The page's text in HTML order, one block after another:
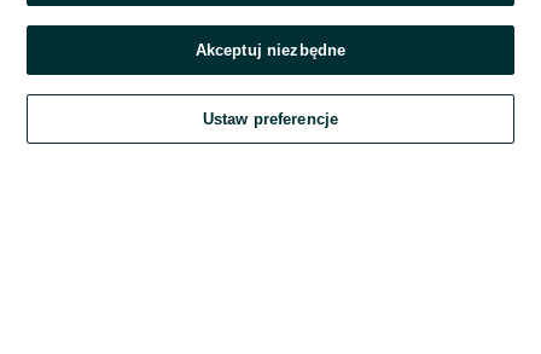
Zaloguj się
Kontynuując za pośrednictwem jednego z dostawców wskazanych powyżej,
OLX.pl w jego aktualnym brzmieniu.
Akceptuj niezbędne
Ustaw preferencje